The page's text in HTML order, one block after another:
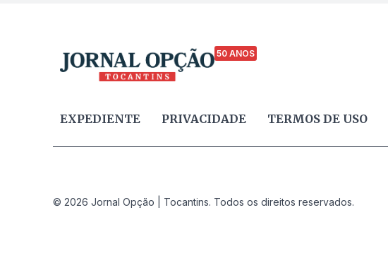
50 ANOS
EXPEDIENTE PRIVACIDADE TERMOS DE USO
© 2026 Jornal Opção | Tocantins. Todos os direitos reservados.